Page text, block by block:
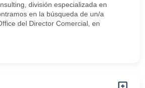
división especializada en
en la búsqueda de un/a
del Director Comercial, en